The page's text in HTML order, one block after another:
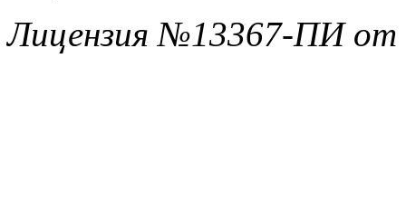
Лицензия №13367-ПИ от